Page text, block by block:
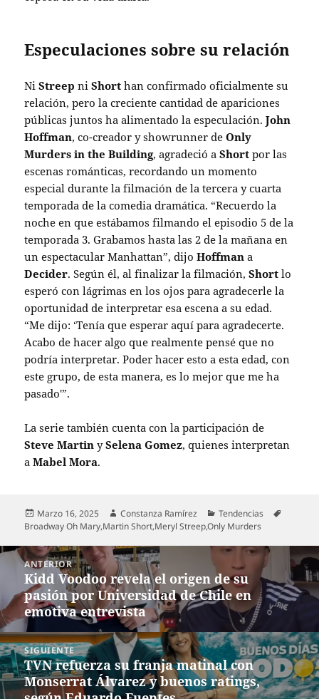
Especulaciones sobre su relación
NiStreep niShort han confirmado oficialmente su
relación, pero la creciente cantidad de apariciones
públicas juntos ha alimentado la especulación.John
Hoffman, co-creador y showrunner deOnly
Murders in the Building, agradeció aShort por las
escenas románticas, recordando un momento
especial durante la filmación de la tercera y cuarta
temporada de la comedia dramática. “Recuerdo la
noche en que estábamos filmando el episodio 5 de la
temporada 3. Grabamos hasta las 2 de la mañana en
un espectacular Manhattan”, dijoHoffman a
Decider. Según él, al finalizar la filmación,Short lo
esperó con lágrimas en los ojos para agradecerle la
oportunidad de interpretar esa escena a su edad.
“Me dijo: ‘Tenía que esperar aquí para agradecerte.
Acabo de hacer algo que realmente pensé que no
podría interpretar. Poder hacer esto a esta edad, con
este grupo, de esta manera, es lo mejor que me ha
pasado'”.
La serie también cuenta con la participación de
Steve Martin ySelena Gomez, quienes interpretan
aMabel Mora.
Publicado
el
Marzo 16, 2025 Autor
Constanza Ramírez Categorías
Tendencias
Broadway Oh Mary,Martin Short,Meryl Streep,Only Murders
Navegación
entradas
ANTERIOR
Entrada
anterior:
Kidd Voodoo revela el origen de su
pasión por Universidad de Chile en
emotiva entrevista
SIGUIENTE
Entrada
siguiente:
TVN refuerza su franja matinal con
Monserrat Álvarez y buenos ratings,